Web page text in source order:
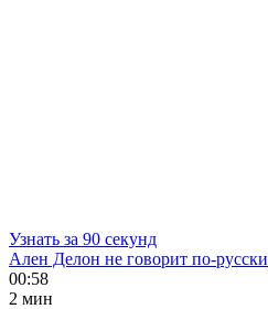
Узнать за 90 секунд
Ален Делон не говорит по-русски
00:58
2 мин